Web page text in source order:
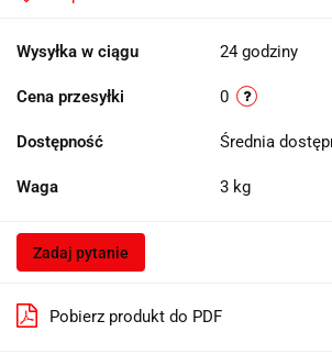
Wysyłka w ciągu 24 godziny
Cena przesyłki 0
Dostępność Średnia
Waga 3 kg
Zadaj pytanie
Pobierz produkt do PDF